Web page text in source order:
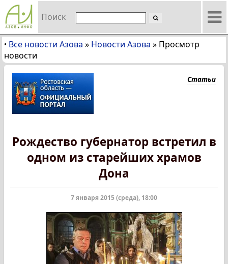
Поиск
• Все новости Азова » Новости Азова » Просмотр
новости
Статьи
Рождество губернатор встретил в
одном из старейших храмов
Дона
7 января 2015 (среда), 18:00